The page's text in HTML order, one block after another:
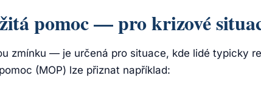
pomoc — pro krizové
zmínku — je určená pro situace, kde lidé typicky
(MOP) lze přiznat například: